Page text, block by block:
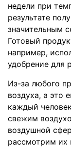
недели при
результате
значительным
Готовый
например,
удобрение для
Из-за любого
воздуха, а это
каждый
свежим
воздушной
рассмотрим их